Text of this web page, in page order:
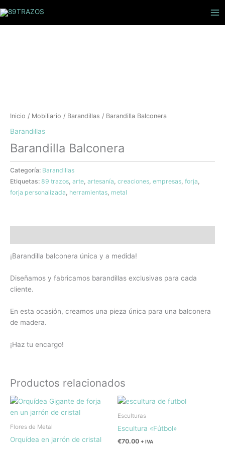
al
contenido
Inicio / Mobiliario / Barandillas / Barandilla Balconera
Barandillas
Barandilla Balconera
Categoría: Barandillas
Etiquetas: 89 trazos, arte, artesanía, creaciones, empresas, forja,
forja personalizada, herramientas, metal
¡Barandilla balconera única y a medida!
Diseñamos y fabricamos barandillas exclusivas para cada
cliente.
En esta ocasión, creamos una pieza única para una balconera
de madera.
¡Haz tu encargo!
Productos relacionados
Flores de Metal
Orquídea en jarrón de cristal
Esculturas
Escultura «Fútbol»
€70.00 + IVA
por: